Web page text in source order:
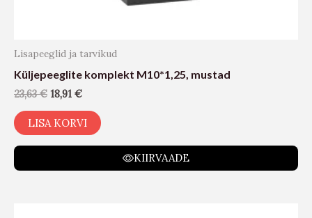
Lisapeeglid ja tarvikud
Küljepeeglite komplekt M10*1,25, mustad
23,63€ 18,91 €
LISA KORVI
KIIRVAADE